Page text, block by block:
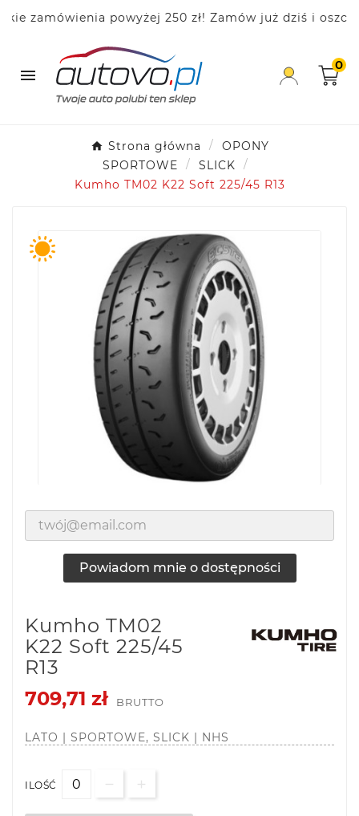
zamówienia powyżej 250 zł! Zamów już dziś i

0
Strona główna
OPONY
SPORTOWE
SLICK
Kumho TM02 K22 Soft 225/45 R13
Powiadom mnie o dostępności
Kumho TM02
K22 Soft 225/45
R13
709,71 zł
BRUTTO
LATO | SPORTOWE, SLICK | NHS
ILOŚĆ